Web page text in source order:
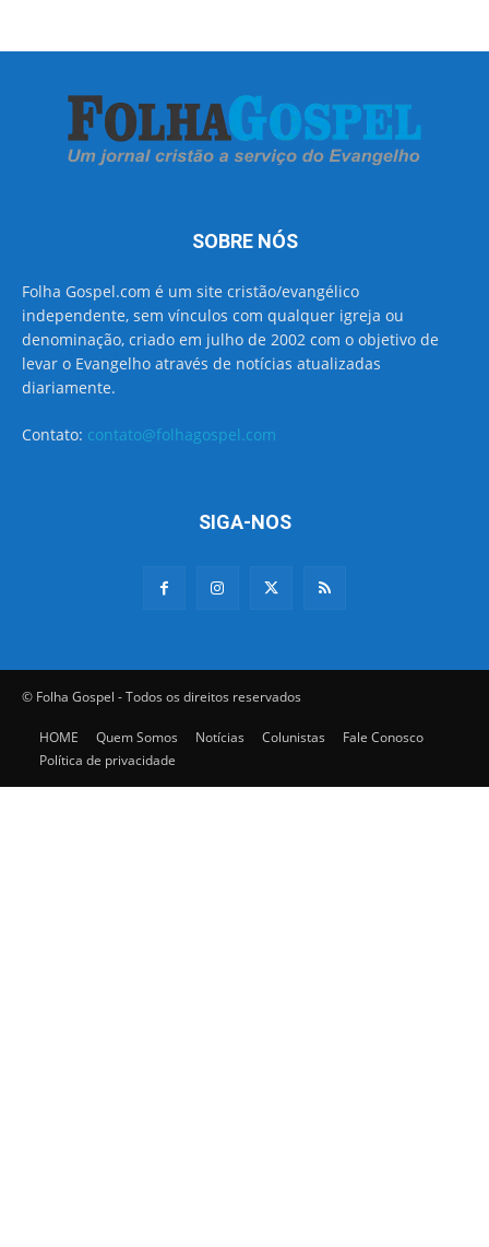
SOBRE NÓS
Folha Gospel.com é um site cristão/evangélico
independente, sem vínculos com qualquer igreja ou
denominação, criado em julho de 2002 com o objetivo de
levar o Evangelho através de notícias atualizadas
diariamente.
Contato: contato@folhagospel.com
SIGA-NOS
© Folha Gospel - Todos os direitos reservados
HOME Quem Somos Notícias Colunistas
Fale Conosco
Política de privacidade